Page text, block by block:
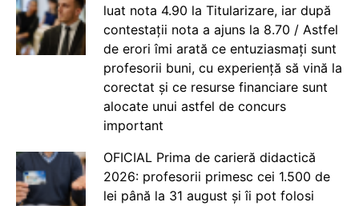
luat nota 4.90 la Titularizare, iar după
contestații nota a ajuns la 8.70 / Astfel
de erori îmi arată ce entuziasmați sunt
profesorii buni, cu experiență să vină la
corectat și ce resurse financiare sunt
alocate unui astfel de concurs
important
OFICIAL Prima de carieră didactică
2026: profesorii primesc cei 1.500 de
lei până la 31 august și îi pot folosi